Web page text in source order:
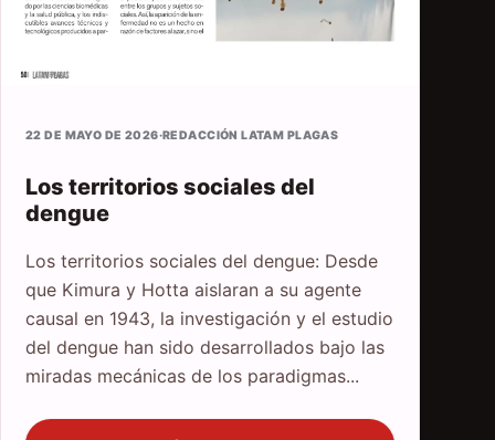
22 DE MAYO DE 2026·REDACCIÓN LATAM PLAGAS
Los territorios sociales del
dengue
Los territorios sociales del dengue: Desde
que Kimura y Hotta aislaran a su agente
causal en 1943, la investigación y el estudio
del dengue han sido desarrollados bajo las
miradas mecánicas de los paradigmas...